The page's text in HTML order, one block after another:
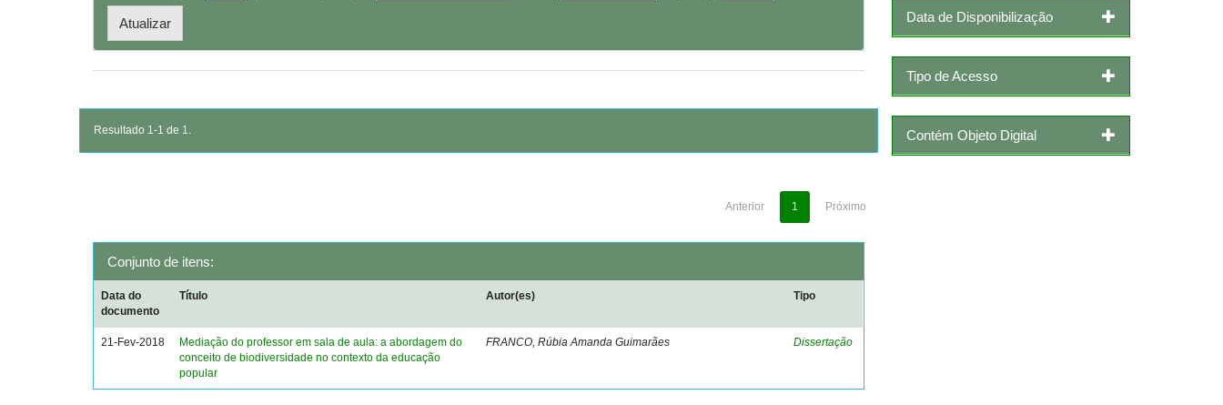
Resultado 1-1 de 1.
Anterior 1 Próximo
Conjunto de itens:
Data do
documento
Título Autor(es) Tipo
21-Fev-2018
Mediação do professor em sala de aula: a abordagem do
conceito de biodiversidade no contexto da educação
popular
FRANCO, Rúbia Amanda Guimarães Dissertação
Data de Disponibilização
Tipo de Acesso
Contém Objeto Digital